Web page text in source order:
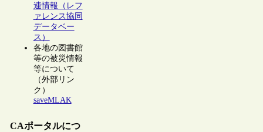
連情報（レフ
ァレンス協同
データベー
ス）
各地の図書館
等の被災情報
等について
（外部リン
ク）
saveMLAK
CAポータルにつ